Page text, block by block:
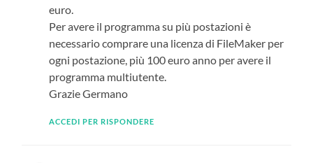
euro.
Per avere il programma su più postazioni è
necessario comprare una licenza di FileMaker per
ogni postazione, più 100 euro anno per avere il
programma multiutente.
Grazie Germano
ACCEDI PER RISPONDERE